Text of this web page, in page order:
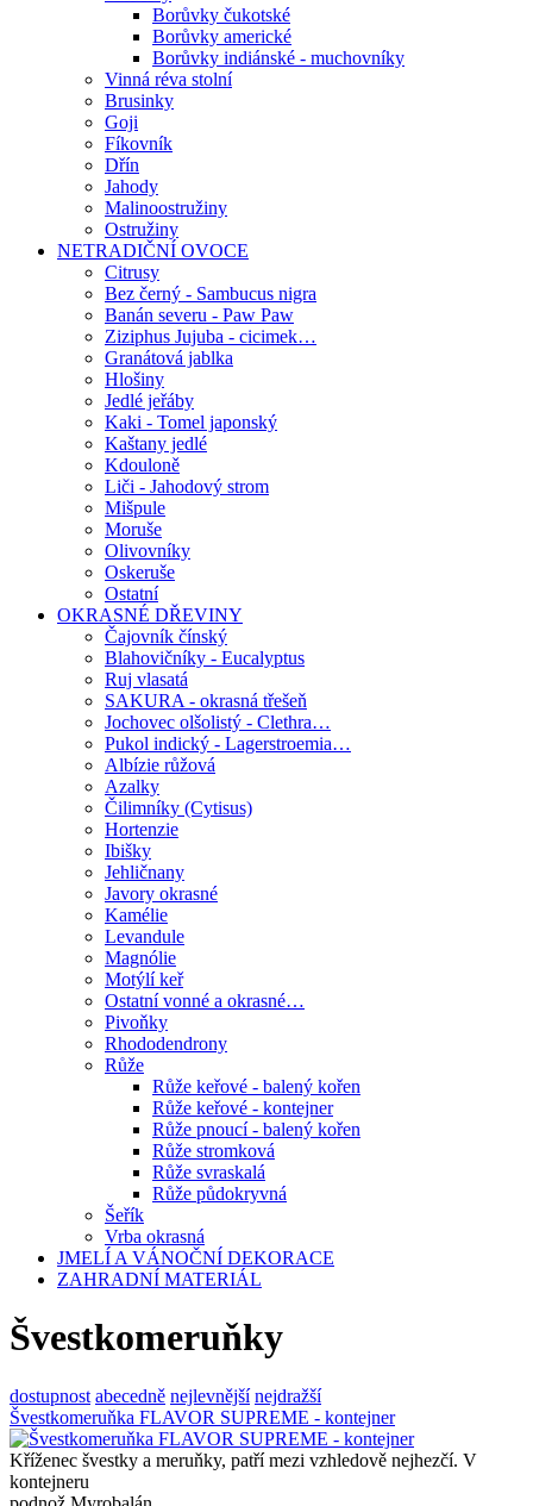
Borůvky čukotské
Borůvky americké
Borůvky indiánské - muchovníky
Vinná réva stolní
Brusinky
Goji
Fíkovník
Dřín
Jahody
Malinoostružiny
Ostružiny
NETRADIČNÍ OVOCE
Citrusy
Bez černý - Sambucus nigra
Banán severu - Paw Paw
Ziziphus Jujuba - cicimek…
Granátová jablka
Hlošiny
Jedlé jeřáby
Kaki - Tomel japonský
Kaštany jedlé
Kdouloně
Liči - Jahodový strom
Mišpule
Moruše
Olivovníky
Oskeruše
Ostatní
OKRASNÉ DŘEVINY
Čajovník čínský
Blahovičníky - Eucalyptus
Ruj vlasatá
SAKURA - okrasná třešeň
Jochovec olšolistý - Clethra…
Pukol indický - Lagerstroemia…
Albízie růžová
Azalky
Čilimníky (Cytisus)
Hortenzie
Ibišky
Jehličnany
Javory okrasné
Kamélie
Levandule
Magnólie
Motýlí keř
Ostatní vonné a okrasné…
Pivoňky
Rhododendrony
Růže
Růže keřové - balený kořen
Růže keřové - kontejner
Růže pnoucí - balený kořen
Růže stromková
Růže svraskalá
Růže půdokryvná
Šeřík
Vrba okrasná
JMELÍ A VÁNOČNÍ DEKORACE
ZAHRADNÍ MATERIÁL
Švestkomeruňky
dostupnost abecedně nejlevnější nejdražší
Švestkomeruňka FLAVOR SUPREME - kontejner
Kříženec švestky a meruňky, patří mezi vzhledově nejhezčí. V
kontejneru